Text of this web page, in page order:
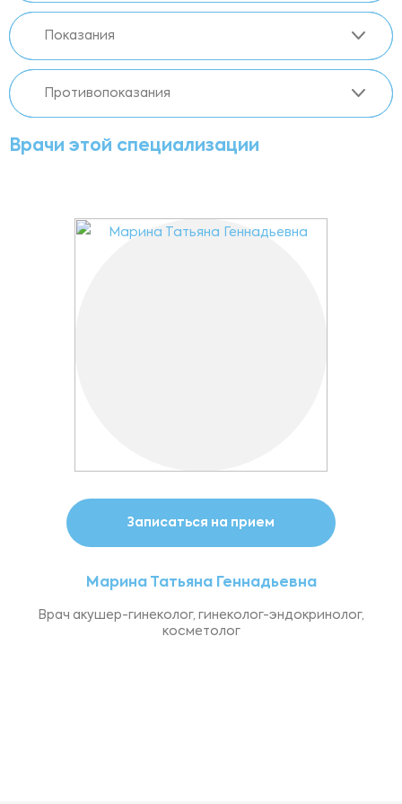
Показания
Противопоказания
Врачи этой специализации
Записаться на прием
Марина Татьяна Геннадьевна
Врач акушер-гинеколог, гинеколог-эндокринолог,
косметолог